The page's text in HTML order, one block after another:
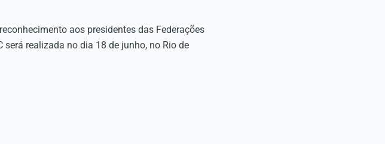
aos presidentes das Federações
realizada no dia 18 de junho, no Rio de